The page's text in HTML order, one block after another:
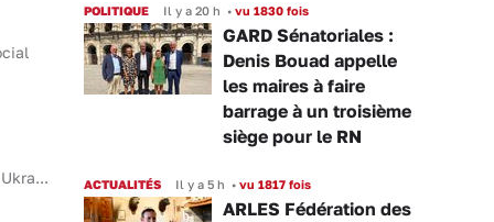
POLITIQUE Il y a 20 h • vu 1830 fois
GARD Sénatoriales :
Denis Bouad appelle
les maires à faire
barrage à un troisième
siège pour le RN
ACTUALITÉS Il y a 5 h • vu 1817 fois
ARLES Fédération des